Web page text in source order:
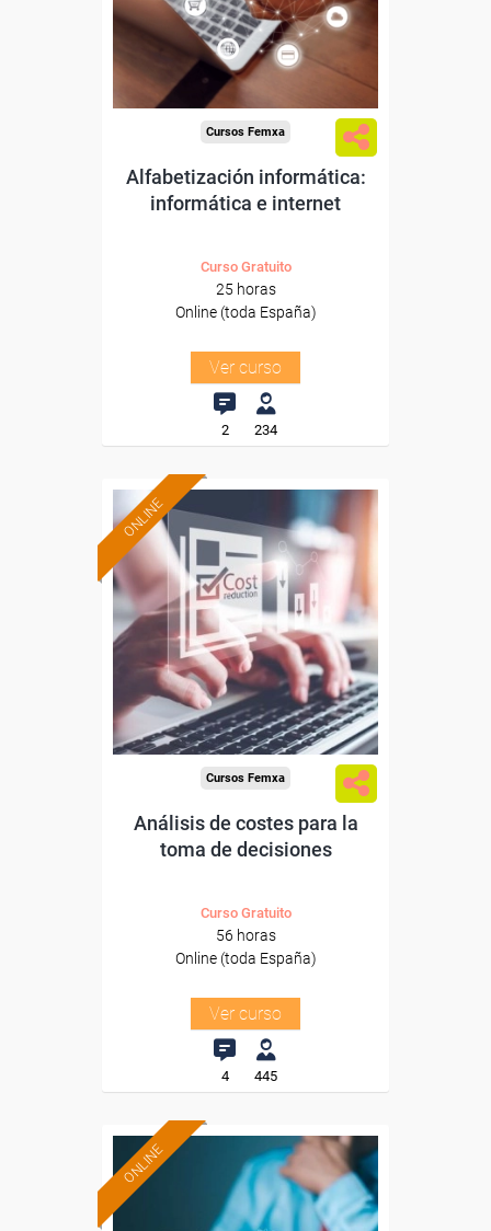
Sector
-Otros Servicios.
Cursos Femxa
Alfabetización informática:
informática e internet
Curso Gratuito
25 horas
Online (toda España)
Ver curso
2 234
ONLINE
Formación 100%
subvencionada.
Para desempleados,
trabajadores y autónomos.
Sector
-Finanzas y Seguros.
Cursos Femxa
Análisis de costes para la
toma de decisiones
Curso Gratuito
56 horas
Online (toda España)
Ver curso
4 445
ONLINE
Formación 100%
subvencionada.